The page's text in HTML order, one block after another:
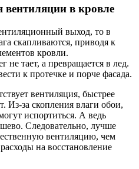
вентиляции в кровле
выход, то в
скапливаются, приводя к
кровли.
тает, а превращается в лед.
к протечке и порче фасада.
вентиляция, быстрее
Из-за скопления влаги обои,
испортиться. А ведь
Следовательно, лучше
вентиляцию, чем
на восстановление